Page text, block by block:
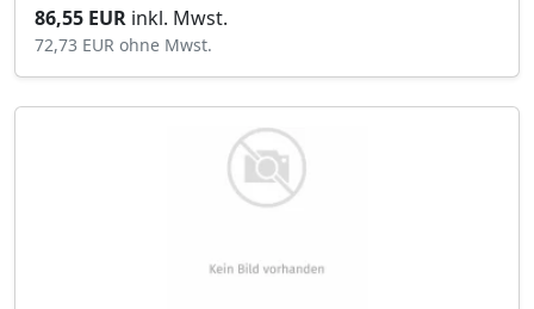
86,55 EUR inkl. Mwst.
72,73 EUR ohne Mwst.